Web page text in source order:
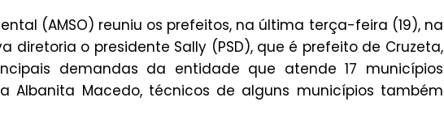
(AMSO) reuniu os prefeitos, na última terça-feira (19), na
diretoria o presidente Sally (PSD), que é prefeito de Cruzeta,
demandas da entidade que atende 17 municípios
Albanita Macedo, técnicos de alguns municípios também